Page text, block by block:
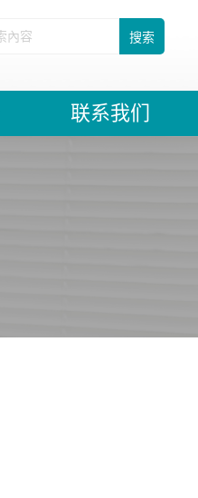
搜索
联系我们